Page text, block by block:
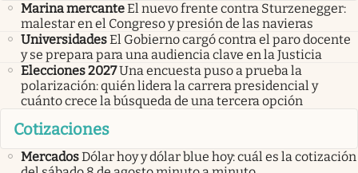
Marina mercanteEl nuevo frente contra Sturzenegger:
malestar en el Congreso y presión de las navieras
UniversidadesEl Gobierno cargó contra el paro docente
y se prepara para una audiencia clave en la Justicia
Elecciones 2027Una encuesta puso a prueba la
polarización: quién lidera la carrera presidencial y
cuánto crece la búsqueda de una tercera opción
Cotizaciones
MercadosDólar hoy y dólar blue hoy: cuál es la cotización